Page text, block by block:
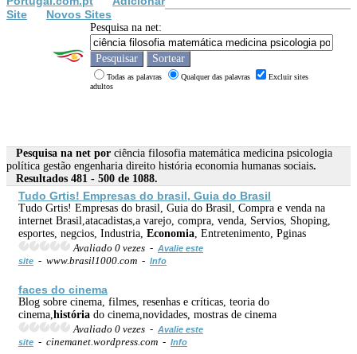
Site
Novos Sites
Pesquisa na net:
Todas as palavras Qualquer das palavras
Excluir sites
adultos
Pesquisa na net por ciência filosofia matemática medicina psicologia
política gestão engenharia direito história economia humanas sociais.
Resultados 481 - 500 de 1088.
Tudo Grtis! Empresas do brasil, Guia do Brasil
Tudo Grtis! Empresas do brasil, Guia do Brasil, Compra e venda na
internet Brasil,atacadistas,a varejo, compra, venda, Servios, Shoping,
esportes, negcios, Industria, Economia , Entretenimento, Pginas
Avaliado 0 vezes - Avalie este
site - www.brasil1000.com - Info
faces do cinema
Blog sobre cinema, filmes, resenhas e críticas, teoria do
cinema, história do cinema,novidades, mostras de cinema
Avaliado 0 vezes - Avalie este
site - cinemanet.wordpress.com - Info